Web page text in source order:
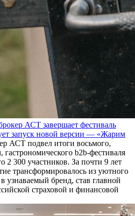
АСТ завершает фестиваль
запуск новой версии — «Жарим
АСТ подвел итоги восьмого,
b2b-фестиваля
2 300 участников. За почти 9 лет
трансформировалось из уютного
узнаваемый бренд, став главной
страховой и финансовой